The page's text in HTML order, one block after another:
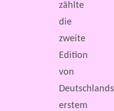
zählte
die
zweite
Edition
von
Deutschlands
erstem